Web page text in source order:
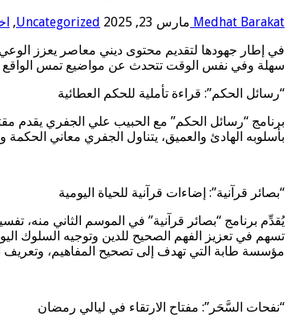
Medhat Barakat مارس 23, 2025 Uncategorized
,
في إطار جهودها لتقديم محتوى ديني معاصر يعزز
سهلة وفي نفس الوقت تتحدث عن مواضيع تمس الواقع
“رسائل الحكم”: قراءة تأملية للحكم العطائية
برنامج “رسائل الحكم” مع الحبيب علي الجفري يقدم
بأسلوبه الهادئ والعميق، يتناول الجفري معاني
“بصائر قرآنية”: إضاءات قرآنية للحياة اليومية
يُقدِّم برنامج “بصائر قرآنية” في الموسم الثاني منه،
تسهم في تعزيز الفهم الصحيح للدين وتوجيه السلوك
مؤسسة طابة التي تهدف إلى تصحيح المفاهيم، وتعريف
“نفحات السَّحَر”: مفتاح الارتقاء في ليالي رمضان